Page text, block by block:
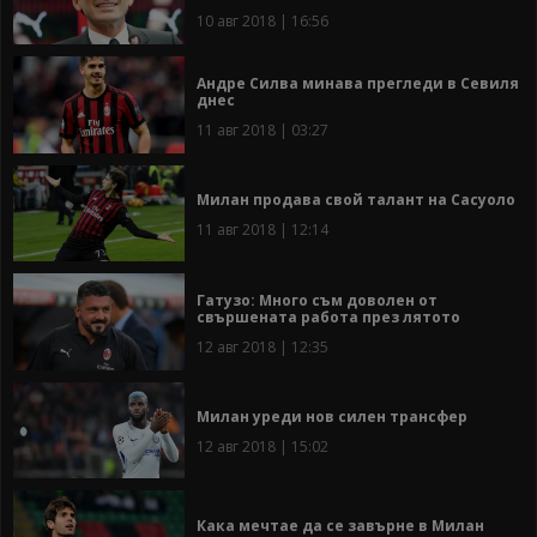
10 авг 2018 | 16:56
Андре Силва минава прегледи в Севиля
днес
11 авг 2018 | 03:27
Милан продава свой талант на Сасуоло
11 авг 2018 | 12:14
Гатузо: Много съм доволен от
свършената работа през лятото
12 авг 2018 | 12:35
Милан уреди нов силен трансфер
12 авг 2018 | 15:02
Кака мечтае да се завърне в Милан